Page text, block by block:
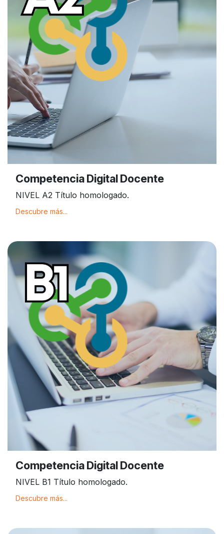
Competencia Digital Docente
NIVEL A2 Título homologado.
Descubre más...
Competencia Digital Docente
NIVEL B1 Título homologado.
Descubre más...